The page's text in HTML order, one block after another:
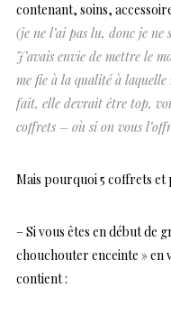
contenant, soins,
(je ne l’ai pas lu, donc je ne
J’avais envie de mettre le
me fie à la qualité à
fait, elle devrait être top,
coffrets – où si on vous
Mais pourquoi 5 coffrets et
– Si vous êtes en début de
chouchouter enceinte » en
contient :